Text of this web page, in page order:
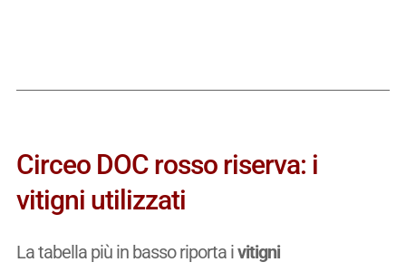
Circeo DOC rosso riserva: i
vitigni utilizzati
La tabella più in basso riporta ivitigni